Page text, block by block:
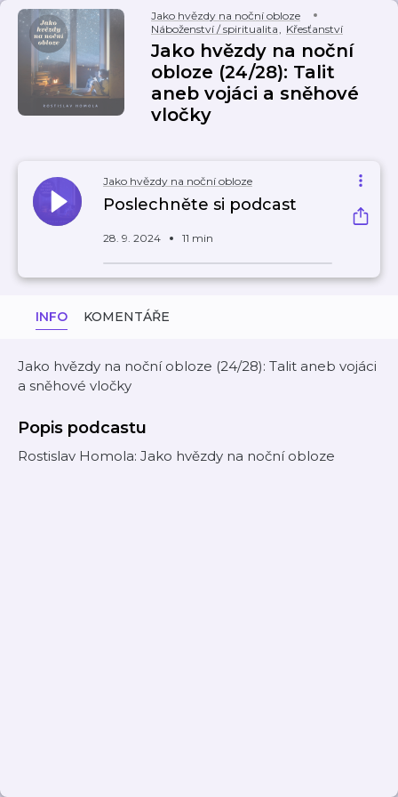
Jako hvězdy na noční obloze
Náboženství / spiritualita, Křesťanství
Jako hvězdy na noční
obloze (24/28): Talit
aneb vojáci a sněhové
vločky
Jako hvězdy na noční obloze
Poslechněte si podcast
28. 9. 2024 11 min
INFO KOMENTÁŘE
Jako hvězdy na noční obloze (24/28): Talit aneb vojáci
a sněhové vločky
Popis podcastu
Rostislav Homola: Jako hvězdy na noční obloze